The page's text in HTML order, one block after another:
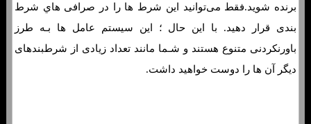
برنده شوید.فقط می‌توانید این شرط ها را در صرافی هاي‌ شرط
بندی قرار دهید. با این حال ؛ این سیستم عامل ها بـه طرز
باورنکردنی متنوع هستند و شـما مانند تعداد زیادی از شرطبندهای
دیگر آن ها را دوست خواهید داشت.